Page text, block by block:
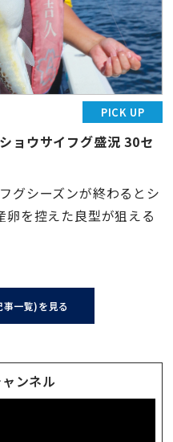
PICK UP
ョウサイフグ盛況 30セ
グシーズンが終わるとシ
卵を控えた良型が狙える
一覧)を見る
ンネル